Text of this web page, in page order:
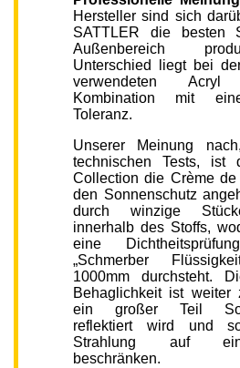
Hersteller sind sich
SATTLER die besten
Außenbereich
Unterschied liegt bei
verwendeten
Kombination mit
Toleranz.
Unserer Meinung
technischen Tests, ist
Collection die Crème
den Sonnenschutz
durch winzige
innerhalb des Stoffs,
eine
„Schmerber
1000mm durchsteht.
Behaglichkeit ist weiter
ein großer Teil
reflektiert wird und
Strahlung auf
beschränken.